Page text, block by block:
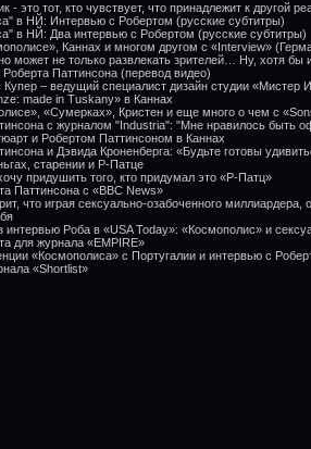
- это тот, кто чувствует, что принадлежит к другой
в НЙ: Интервью с Робертом (русские субтитры)
в НЙ: Два интервью с Робертом (русские субтитры)
Каннах и многом другом с «Interview»
может не только развлекать зрителей… Ну, хотя бы
Паттинсона (перевод видео)
– ведущий специалист дизайн студии «Мистер
made in Tuskany» в Каннах
«Сумерках», Кристен и еще много о чем с
с журналом "Industria": "Мне нравилось быть
и Робертом Паттинсоном в Каннах
и Дэвида Кроненберга: «Будьте готовы
старении и Р-Патце
придушить того, кто придумал это «Р-Патц»
Паттинсона с «BBC News»
что играя сексуально-озабоченного миллиардера,
Роба в «USA Today»: «Космополис» и
для журнала «EMPIRE»
«Космополиса» с Португалии и интервью с
«Shortlist»